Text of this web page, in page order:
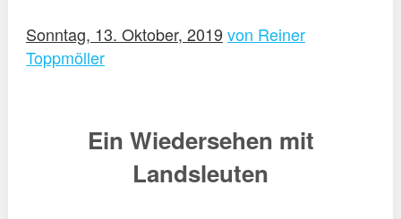
Sonntag, 13. Oktober, 2019 von Reiner
Toppmöller
Ein Wiedersehen mit
Landsleuten